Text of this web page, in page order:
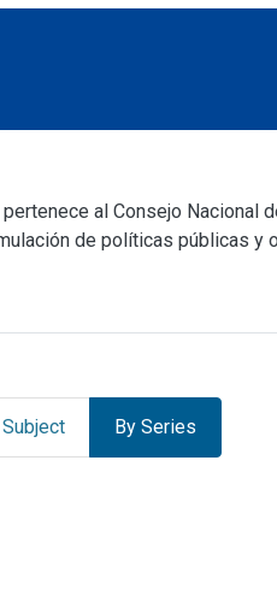
al Consejo Nacional
de políticas públicas y
By Series
by